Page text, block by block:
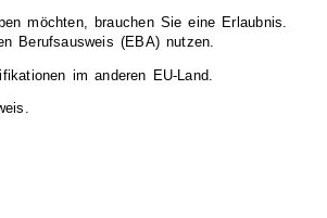
möchten, brauchen Sie eine Erlaubnis.
Berufsausweis (EBA) nutzen.
im anderen EU-Land.